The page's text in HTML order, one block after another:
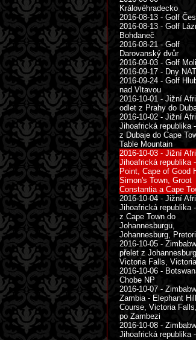
Královéhradecko
2016-08-13 - Golf
2016-08-13 - Golf
Bohdaneč
2016-08-21 - Golf
Darovanský dvůr
2016-09-03 - Golf
2016-09-17 - Dny
2016-09-24 - Golf
nad Vltavou
2016-10-01 - Jižní
odlet z Prahy do
2016-10-02 - Jižní
Jihoafrická republika
z Dubaje do Cape
Table Mountain
2016-10-03 - Jižní
Jihoafrická republika
Point, Cape of Good
Simon's Town, Groot
Constantia a Cape
2016-10-04 - Jižní
Jihoafrická republika
z Cape Town do
Johannesburgu,
Johannesburg,
2016-10-05 -
přelet z
Victoria Falls,
2016-10-06 -
Chobe NP
2016-10-07 -
Zambia - Elephant
Course, Victoria
po Zambezi
2016-10-08 -
Jihoafrická republika